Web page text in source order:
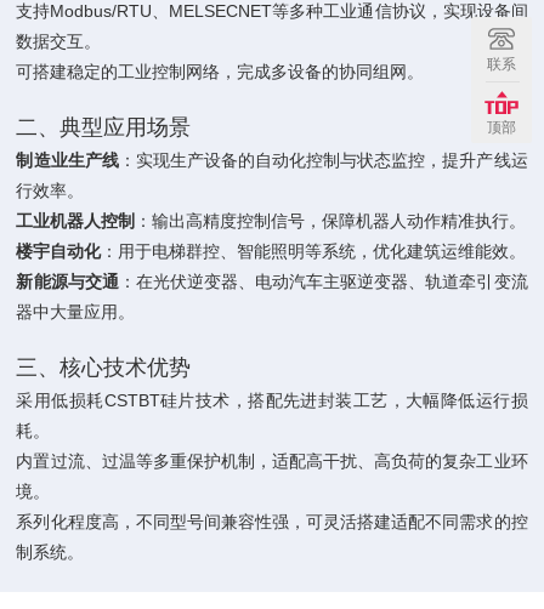
支持Modbus/RTU、MELSECNET等多种工业通信协议，实现设备间
数据交互。
可搭建稳定的工业控制网络，完成多设备的协同组网。
二、典型应用场景
制造业生产线‌：实现生产设备的自动化控制与状态监控，提升产线运
行效率。
工业机器人控制 ‌：输出高精度控制信号，保障机器人动作精准执行。
楼宇自动化‌：用于电梯群控、智能照明等系统，优化建筑运维能效。
新能源与交通 ‌：在光伏逆变器、电动汽车主驱逆变器、轨道牵引变流
器中大量应用。
三、核心技术优势
采用低损耗CSTBT硅片技术，搭配先进封装工艺，大幅降低运行损
耗。
内置过流、过温等多重保护机制，适配高干扰、高负荷的复杂工业环
境。
系列化程度高，不同型号间兼容性强，可灵活搭建适配不同需求的控
制系统。
联系
顶部